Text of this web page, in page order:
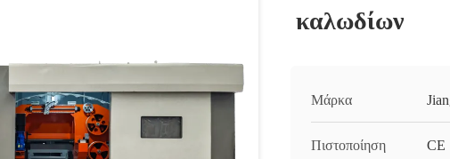
καλωδίων
Μάρκα
Πιστοποίηση CE